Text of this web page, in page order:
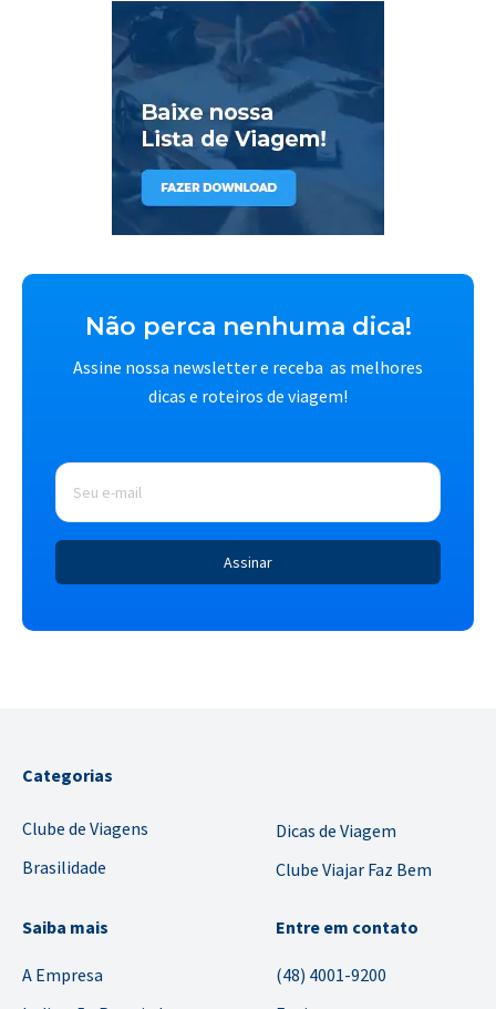
Não perca nenhuma dica!
Assine nossa newsletter e receba as melhores
dicas e roteiros de viagem!
E-
mail *
Categorias
Clube de Viagens
Brasilidade
Dicas de Viagem
Clube Viajar Faz Bem
Saiba mais
A Empresa
Entre em contato
(48) 4001-9200